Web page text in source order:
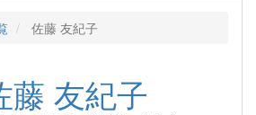
佐藤 友紀子
藤 友紀子